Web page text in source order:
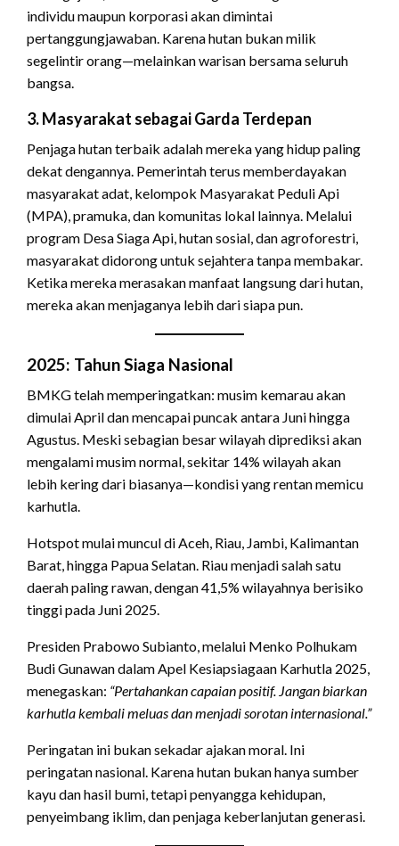
individu maupun korporasi akan dimintai
pertanggungjawaban. Karena hutan bukan milik
segelintir orang—melainkan warisan bersama seluruh
bangsa.
3. Masyarakat sebagai Garda Terdepan
Penjaga hutan terbaik adalah mereka yang hidup paling
dekat dengannya. Pemerintah terus memberdayakan
masyarakat adat, kelompok Masyarakat Peduli Api
(MPA), pramuka, dan komunitas lokal lainnya. Melalui
program Desa Siaga Api, hutan sosial, dan agroforestri,
masyarakat didorong untuk sejahtera tanpa membakar.
Ketika mereka merasakan manfaat langsung dari hutan,
mereka akan menjaganya lebih dari siapa pun.
2025: Tahun Siaga Nasional
BMKG telah memperingatkan: musim kemarau akan
dimulai April dan mencapai puncak antara Juni hingga
Agustus. Meski sebagian besar wilayah diprediksi akan
mengalami musim normal, sekitar 14% wilayah akan
lebih kering dari biasanya—kondisi yang rentan memicu
karhutla.
Hotspot mulai muncul di Aceh, Riau, Jambi, Kalimantan
Barat, hingga Papua Selatan. Riau menjadi salah satu
daerah paling rawan, dengan 41,5% wilayahnya berisiko
tinggi pada Juni 2025.
Presiden Prabowo Subianto, melalui Menko Polhukam
Budi Gunawan dalam Apel Kesiapsiagaan Karhutla 2025,
menegaskan: “Pertahankan capaian positif. Jangan biarkan
karhutla kembali meluas dan menjadi sorotan internasional.”
Peringatan ini bukan sekadar ajakan moral. Ini
peringatan nasional. Karena hutan bukan hanya sumber
kayu dan hasil bumi, tetapi penyangga kehidupan,
penyeimbang iklim, dan penjaga keberlanjutan generasi.